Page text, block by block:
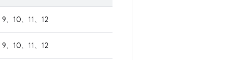
9、10、11、12
9、10、11、12